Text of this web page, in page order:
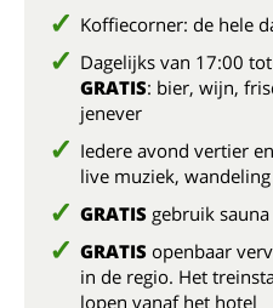
Koffiecorner: de hele
Dagelijks van 17:00
GRATIS: bier, wijn,
jenever
Iedere avond vertier
live muziek,
GRATIS gebruik
GRATIS openbaar
in de regio. Het
lopen vanaf het hotel